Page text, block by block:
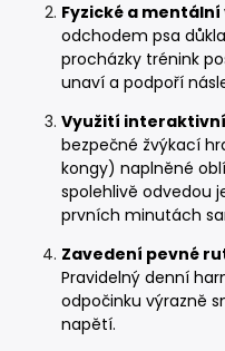
Fyzické a
odchodem psa
procházky trénink
unaví a podpoří
Využití
bezpečné žvýkací
kongy) naplněné
spolehlivě odvedou
prvních minutách
Zavedení pevné
Pravidelný denní
odpočinku výrazně
napětí.